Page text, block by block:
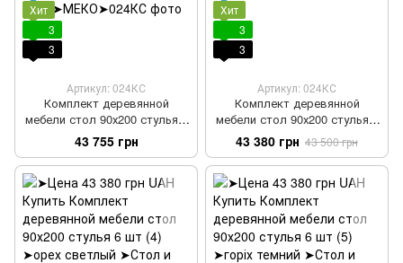
Хит
3
3
Артикул: 024КС
Комплект деревянной
мебели стол 90х200 стулья 6
шт var 2
43 755 грн
Хит
3
3
Артикул: 024КС
Комплект деревянной
мебели стол 90х200 стулья 6
шт (3)
43 380 грн 43 500 грн